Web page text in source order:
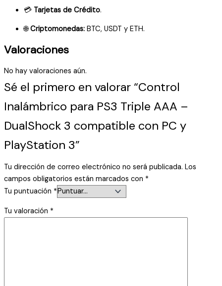
💳 Tarjetas de Crédito.
🌐Criptomonedas: BTC, USDT y ETH.
Valoraciones
No hay valoraciones aún.
Sé el primero en valorar “Control
Inalámbrico para PS3 Triple AAA –
DualShock 3 compatible con PC y
PlayStation 3”
Tu dirección de correo electrónico no será publicada. Los
campos obligatorios están marcados con *
Tu puntuación *
Tu valoración *